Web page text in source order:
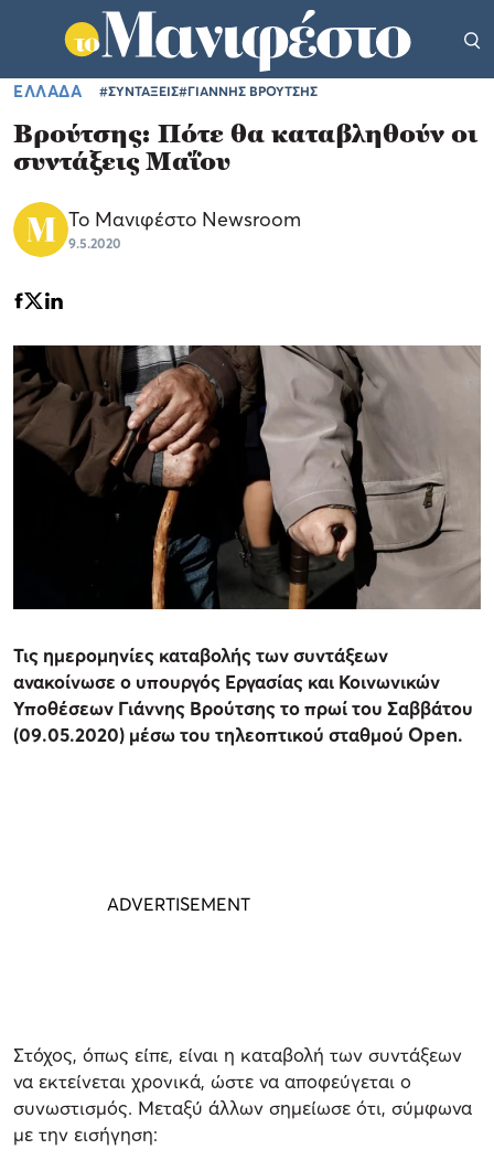
ΕΛΛΑΔΑ #ΣΥΝΤΑΞΕΙΣ#ΓΙΑΝΝΗΣ ΒΡΟΥΤΣΗΣ
Βρούτσης: Πότε θα καταβληθούν οι
συντάξεις Μαΐου
Το Μανιφέστο Newsroom
9.5.2020
Τις ημερομηνίες καταβολής των συντάξεων
ανακοίνωσε ο υπουργός Εργασίας και Κοινωνικών
Υποθέσεων Γιάννης Βρούτσης το πρωί του Σαββάτου
(09.05.2020) μέσω του τηλεοπτικού σταθμού Open.
Στόχος, όπως είπε, είναι η καταβολή των συντάξεων
να εκτείνεται χρονικά, ώστε να αποφεύγεται ο
συνωστισμός. Μεταξύ άλλων σημείωσε ότι, σύμφωνα
με την εισήγηση: